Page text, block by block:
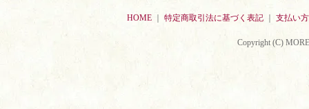
HOME 特定商取引法に基づく表記 支払い
Copyright (C)